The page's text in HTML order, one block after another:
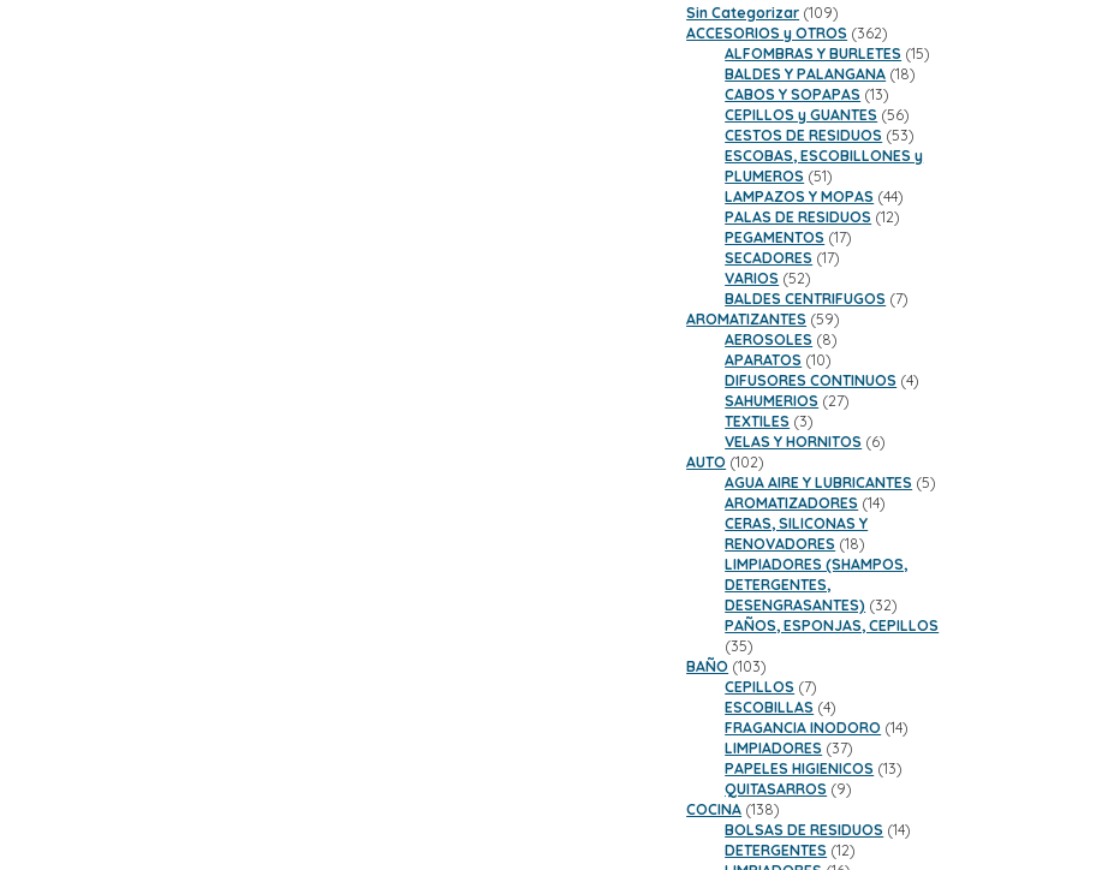
Sin Categorizar 109109
productos
ACCESORIOS y OTROS 362362
productos
ALFOMBRAS Y BURLETES 1515
BALDES Y PALANGANA 1818
CABOS Y SOPAPAS 1313
productos
CEPILLOS y GUANTES 5656
productos
CESTOS DE RESIDUOS 5353
productos
ESCOBAS, ESCOBILLONES y
PLUMEROS 5151
productos
LAMPAZOS Y MOPAS 4444
productos
PALAS DE RESIDUOS 1212
PEGAMENTOS 1717
SECADORES 1717
VARIOS 5252
productos
BALDES CENTRIFUGOS 77
AROMATIZANTES 5959
productos
AEROSOLES 88
APARATOS 1010
productos
DIFUSORES CONTINUOS 44
SAHUMERIOS 2727
TEXTILES 33
productos
VELAS Y HORNITOS 66
AUTO 102102
productos
AGUA AIRE Y LUBRICANTES 55
AROMATIZADORES 1414
CERAS, SILICONAS Y
RENOVADORES 1818
productos
LIMPIADORES (SHAMPOS,
DETERGENTES,
DESENGRASANTES) 3232
productos
PAÑOS, ESPONJAS, CEPILLOS
3535
productos
BAÑO 103103
productos
CEPILLOS 77
productos
ESCOBILLAS 44
productos
FRAGANCIA INODORO 1414
LIMPIADORES 3737
productos
PAPELES HIGIENICOS 1313
QUITASARROS 99
COCINA 138138
productos
BOLSAS DE RESIDUOS 1414
DETERGENTES 1212